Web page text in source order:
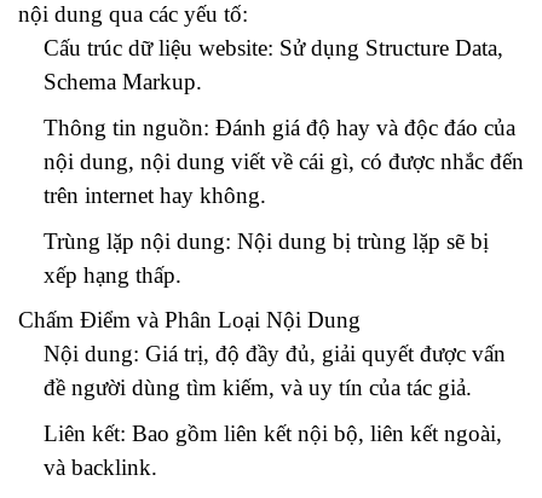
nội dung qua các yếu tố:
Cấu trúc dữ liệu website: Sử dụng Structure Data,
Schema Markup.
Thông tin nguồn: Đánh giá độ hay và độc đáo của
nội dung, nội dung viết về cái gì, có được nhắc đến
trên internet hay không.
Trùng lặp nội dung: Nội dung bị trùng lặp sẽ bị
xếp hạng thấp.
Chấm Điểm và Phân Loại Nội Dung
Nội dung: Giá trị, độ đầy đủ, giải quyết được vấn
đề người dùng tìm kiếm, và uy tín của tác giả.
Liên kết: Bao gồm liên kết nội bộ, liên kết ngoài,
và backlink.